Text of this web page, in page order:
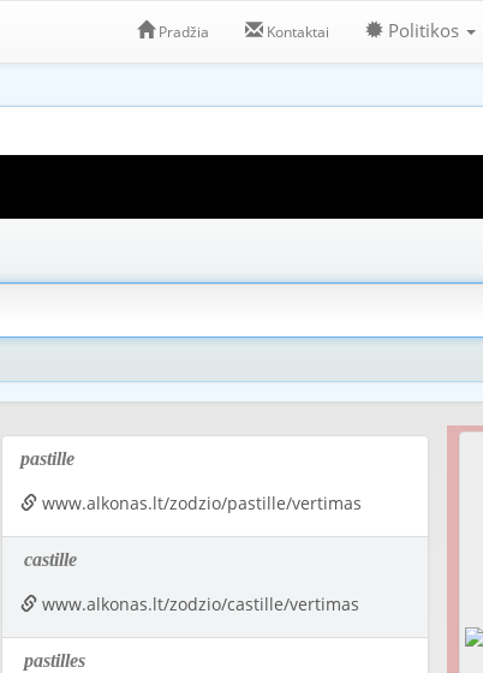
Pradžia Kontaktai Politikos
pastille
www.alkonas.lt/zodzio/pastille/vertimas
castille
www.alkonas.lt/zodzio/castille/vertimas
pastilles